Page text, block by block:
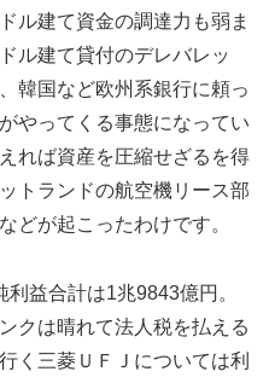
ル建て資金の調達力も弱ま
ル建て貸付のデレバレッ
韓国など欧州系銀行に頼っ
やってくる事態になってい
れば資産を圧縮せざるを得
トランドの航空機リース部
どが起こったわけです。
益合計は1兆9843億円。
クは晴れて法人税を払える
く三菱ＵＦＪについては利